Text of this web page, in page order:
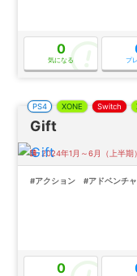
0
気になる プ
Gift
PS4 XONE Switch
2024年1月～6月（上半期
#アクション #アドベンチ
0